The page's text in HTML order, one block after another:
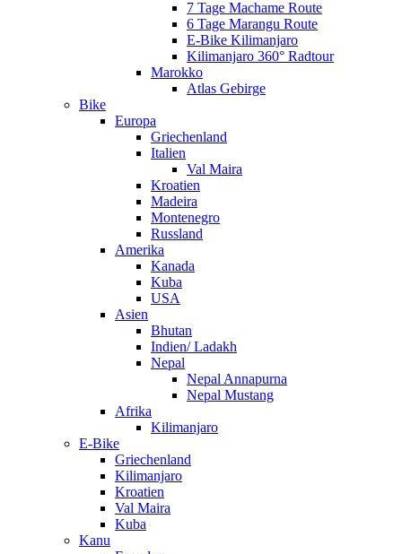
7 Tage Machame Route
6 Tage Marangu Route
E-Bike Kilimanjaro
Kilimanjaro 360° Radtour
Marokko
Atlas Gebirge
Bike
Europa
Griechenland
Italien
Val Maira
Kroatien
Madeira
Montenegro
Russland
Amerika
Kanada
Kuba
USA
Asien
Bhutan
Indien/ Ladakh
Nepal
Nepal Annapurna
Nepal Mustang
Afrika
Kilimanjaro
E-Bike
Griechenland
Kilimanjaro
Kroatien
Val Maira
Kuba
Kanu